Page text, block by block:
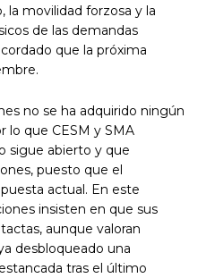
la movilidad forzosa y la
de las demandas
que la próxima
no se ha adquirido ningún
lo que CESM y SMA
sigue abierto y que
puesto que el
actual. En este
insisten en que sus
aunque valoran
desbloqueado una
tras el último